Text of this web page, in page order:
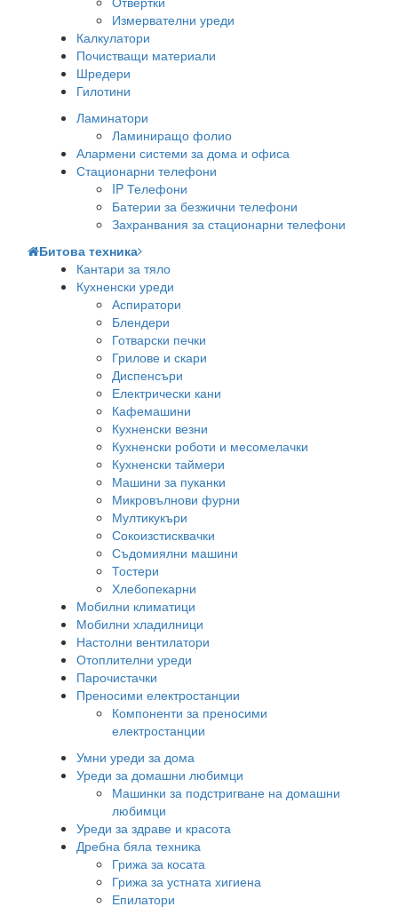
Измервателни уреди
Калкулатори
Почистващи материали
Шредери
Гилотини
Ламинатори
Ламиниращо фолио
Алармени системи за дома и офиса
Стационарни телефони
IP Телефони
Батерии за безжични телефони
Захранвания за стационарни телефони
Битова техника
Кантари за тяло
Кухненски уреди
Аспиратори
Блендери
Готварски печки
Грилове и скари
Диспенсъри
Електрически кани
Кафемашини
Кухненски везни
Кухненски роботи и месомелачки
Кухненски таймери
Машини за пуканки
Микровълнови фурни
Мултикукъри
Сокоизстисквачки
Съдомиялни машини
Тостери
Хлебопекарни
Мобилни климатици
Мобилни хладилници
Настолни вентилатори
Отоплителни уреди
Парочистачки
Преносими електростанции
Компоненти за преносими
електростанции
Умни уреди за дома
Уреди за домашни любимци
Машинки за подстригване на домашни
любимци
Уреди за здраве и красота
Дребна бяла техника
Грижа за косата
Грижа за устната хигиена
Епилатори